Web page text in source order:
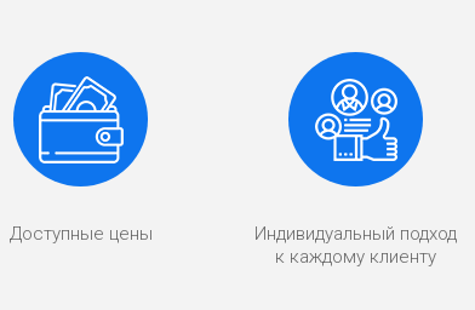
Доступные цены
Индивидуальный подход
к каждому клиенту